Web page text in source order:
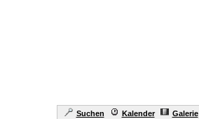
Suchen Kalender Galerie